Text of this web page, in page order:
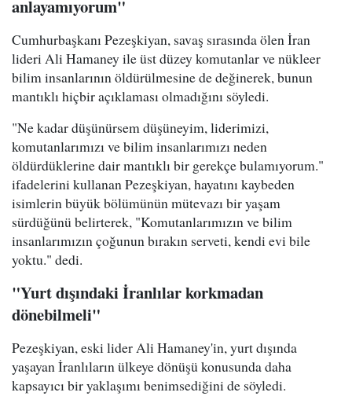
anlayamıyorum"
Cumhurbaşkanı Pezeşkiyan, savaş sırasında ölen İran
lideri Ali Hamaney ile üst düzey komutanlar ve nükleer
bilim insanlarının öldürülmesine de değinerek, bunun
mantıklı hiçbir açıklaması olmadığını söyledi.
"Ne kadar düşünürsem düşüneyim, liderimizi,
komutanlarımızı ve bilim insanlarımızı neden
öldürdüklerine dair mantıklı bir gerekçe bulamıyorum."
ifadelerini kullanan Pezeşkiyan, hayatını kaybeden
isimlerin büyük bölümünün mütevazı bir yaşam
sürdüğünü belirterek, "Komutanlarımızın ve bilim
insanlarımızın çoğunun bırakın serveti, kendi evi bile
yoktu." dedi.
"Yurt dışındaki İranlılar korkmadan
dönebilmeli"
Pezeşkiyan, eski lider Ali Hamaney'in, yurt dışında
yaşayan İranlıların ülkeye dönüşü konusunda daha
kapsayıcı bir yaklaşımı benimsediğini de söyledi.